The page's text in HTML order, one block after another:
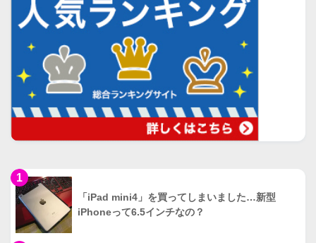
1
「iPad mini4」を買ってしまいました…新型
iPhoneって6.5インチなの？